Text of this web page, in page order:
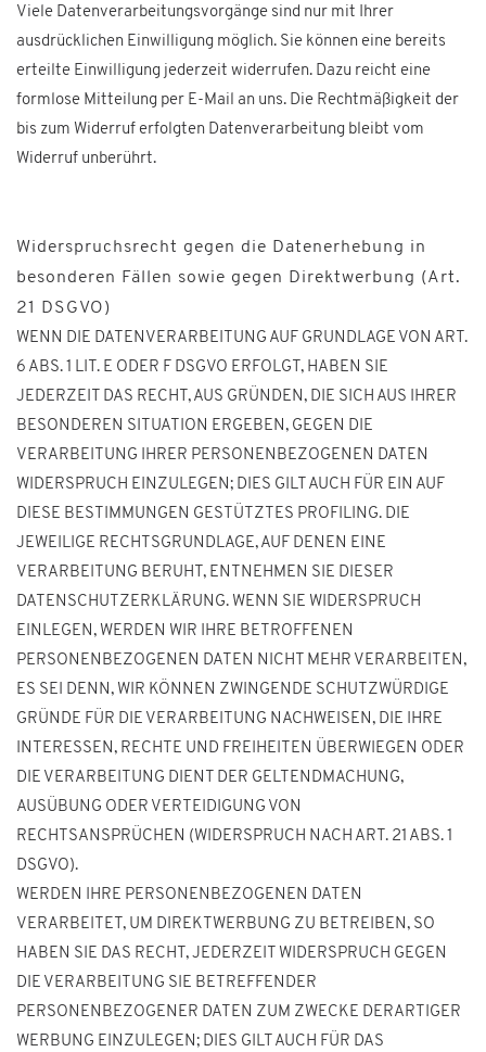
Viele Datenverarbeitungsvorgänge sind nur mit Ihrer
ausdrücklichen Einwilligung möglich. Sie können eine bereits
erteilte Einwilligung jederzeit widerrufen. Dazu reicht eine
formlose Mitteilung per E-Mail an uns. Die Rechtmäßigkeit der
bis zum Widerruf erfolgten Datenverarbeitung bleibt vom
Widerruf unberührt.
Widerspruchsrecht gegen die Datenerhebung in
besonderen Fällen sowie gegen Direktwerbung (Art.
21 DSGVO)
WENN DIE DATENVERARBEITUNG AUF GRUNDLAGE VON ART.
6 ABS. 1 LIT. E ODER F DSGVO ERFOLGT, HABEN SIE
JEDERZEIT DAS RECHT, AUS GRÜNDEN, DIE SICH AUS IHRER
BESONDEREN SITUATION ERGEBEN, GEGEN DIE
VERARBEITUNG IHRER PERSONENBEZOGENEN DATEN
WIDERSPRUCH EINZULEGEN; DIES GILT AUCH FÜR EIN AUF
DIESE BESTIMMUNGEN GESTÜTZTES PROFILING. DIE
JEWEILIGE RECHTSGRUNDLAGE, AUF DENEN EINE
VERARBEITUNG BERUHT, ENTNEHMEN SIE DIESER
DATENSCHUTZERKLÄRUNG. WENN SIE WIDERSPRUCH
EINLEGEN, WERDEN WIR IHRE BETROFFENEN
PERSONENBEZOGENEN DATEN NICHT MEHR VERARBEITEN,
ES SEI DENN, WIR KÖNNEN ZWINGENDE SCHUTZWÜRDIGE
GRÜNDE FÜR DIE VERARBEITUNG NACHWEISEN, DIE IHRE
INTERESSEN, RECHTE UND FREIHEITEN ÜBERWIEGEN ODER
DIE VERARBEITUNG DIENT DER GELTENDMACHUNG,
AUSÜBUNG ODER VERTEIDIGUNG VON
RECHTSANSPRÜCHEN (WIDERSPRUCH NACH ART. 21 ABS. 1
DSGVO).
WERDEN IHRE PERSONENBEZOGENEN DATEN
VERARBEITET, UM DIREKTWERBUNG ZU BETREIBEN, SO
HABEN SIE DAS RECHT, JEDERZEIT WIDERSPRUCH GEGEN
DIE VERARBEITUNG SIE BETREFFENDER
PERSONENBEZOGENER DATEN ZUM ZWECKE DERARTIGER
WERBUNG EINZULEGEN; DIES GILT AUCH FÜR DAS